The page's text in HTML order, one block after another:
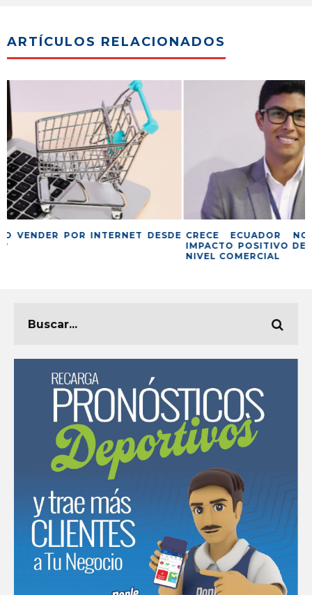
ARTÍCULOS RELACIONADOS
CRECE ECUADOR NOS CUENTA EL
IMPACTO POSITIVO DE LA PANDEMIA A
BROADNET
AMERICAS 2019